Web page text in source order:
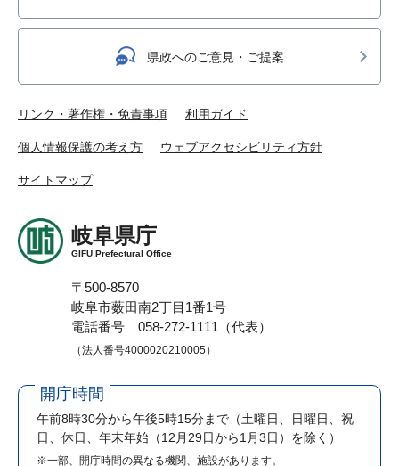
県政へのご意見・ご提案
リンク・著作権・免責事項 利用ガイド
個人情報保護の考え方 ウェブアクセシビリティ方針
サイトマップ
岐阜県庁
GIFU Prefectural Office
〒500-8570
岐阜市薮田南2丁目1番1号
電話番号 058-272-1111（代表）
（法人番号4000020210005）
開庁時間
午前8時30分から午後5時15分まで （土曜日、日曜日、祝
日、休日、年末年始（12月29日から1月3日）を除く）
※一部、開庁時間の異なる機関、施設があります。